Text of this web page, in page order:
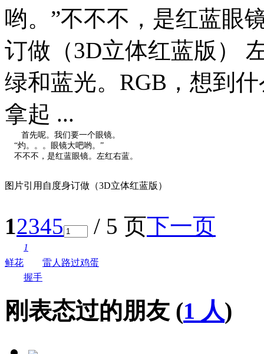
哟。”不不不，是红蓝眼
订做（3D立体红蓝版）
绿和蓝光。RGB，想到
拿起 ...
首先呢。我们要一个眼镜。
“灼。。。眼镜大吧哟。”
不不不，是红蓝眼镜。左红右蓝。
图片引用自度身订做（3D立体红蓝版）
12345 / 5 页下一页
鲜花
1
握手
雷人 路过鸡蛋
刚表态过的朋友 (1 人)